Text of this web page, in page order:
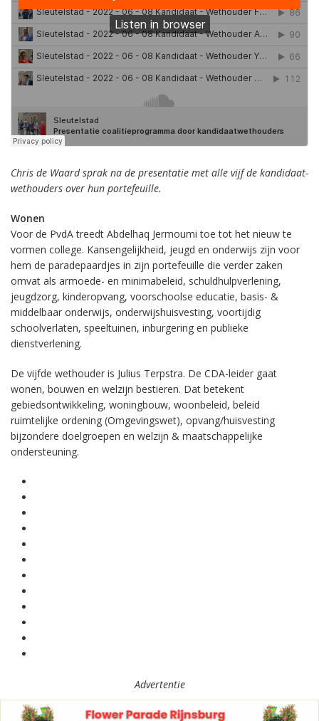
Chris de Waard sprak na de presentatie met alle vijf de kandidaat-
wethouders over hun portefeuille.
Wonen
Voor de PvdA treedt Abdelhaq Jermoumi toe tot het nieuw te
vormen college. Kansengelijkheid, jeugd en onderwijs zijn voor
hem de paradepaardjes in zijn portefeuille die verder zaken
omvat als armoede- en minimabeleid, schuldhulpverlening,
jeugdzorg, kinderopvang, voorschoolse educatie, basis- &
middelbaar onderwijs, onderwijshuisvesting, voortijdig
schoolverlaten, speeltuinen, inburgering en publieke
dienstverlening.
De vijfde wethouder is Julius Terpstra. De CDA-leider gaat
wonen, bouwen en welzijn bestieren. Dat betekent
gebiedsontwikkeling, woningbouw, woonbeleid, beleid
ruimtelijke ordening (Omgevingswet), opvang/huisvesting
bijzondere doelgroepen en welzijn & maatschappelijke
ondersteuning.
Advertentie